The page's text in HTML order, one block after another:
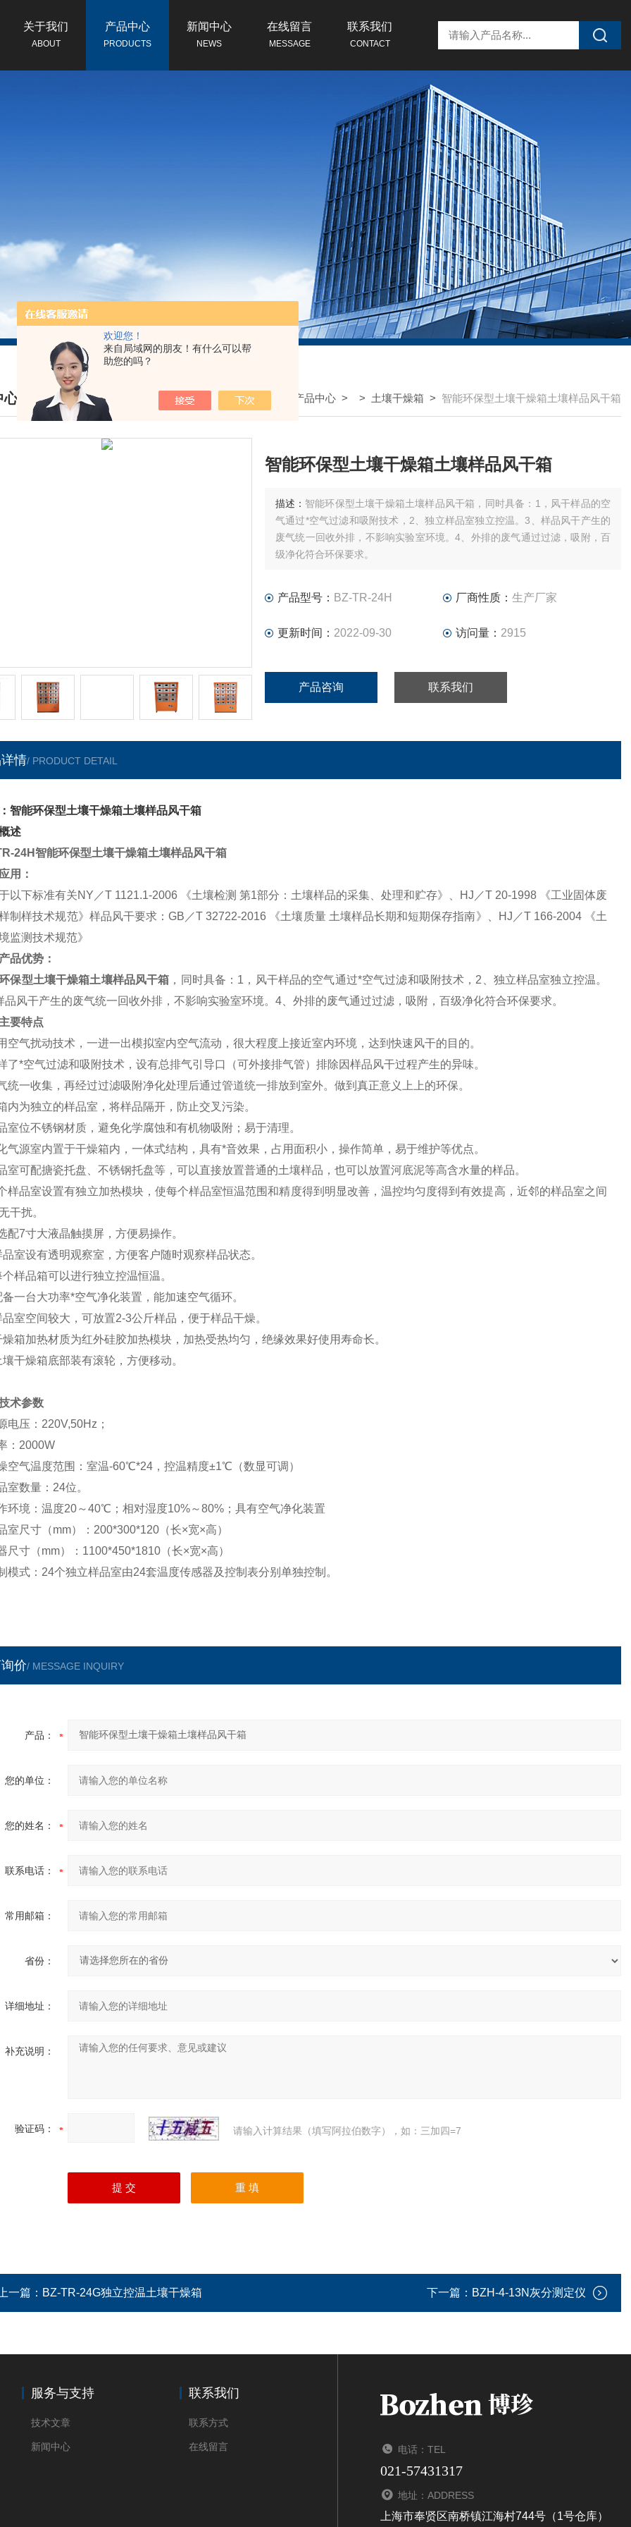
欢迎您！
来自局域网的朋友！有什么可以帮
助您的吗？
关于我们
ABOUT
产品中心
PRODUCTS
新闻中心
NEWS
在线留言
MESSAGE
联系我们
CONTACT
心
CENTER
我的位置： 产品中心 > > 土壤干燥箱 > 智能环保型土壤干燥箱土壤样品风干箱
智能环保型土壤干燥箱土壤样品风干箱
描述： 智能环保型土壤干燥箱土壤样品风干箱，同时具备：1，风干样品的空
气通过*空气过滤和吸附技术，2、独立样品室独立控温。3、样品风干产生的
废气统一回收外排，不影响实验室环境。4、外排的废气通过过滤，吸附，百
级净化符合环保要求。
产品型号： BZ-TR-24H 厂商性质： 生产厂家
更新时间： 2022-09-30 访问量： 2915
产品咨询 联系我们
情/ PRODUCT DETAIL
智能环保型土壤干燥箱土壤样品风干箱
述
24H智能环保型土壤干燥箱土壤样品风干箱
用：
以下标准有关NY／T 1121.1-2006 《土壤检测 第1部分：土壤样品的采集、处理和贮存》、HJ／T 20-1998 《工业固体废
制样技术规范》样品风干要求：GB／T 32722-2016 《土壤质量 土壤样品长期和短期保存指南》、HJ／T 166-2004 《土
监测技术规范》
品优势：
保型土壤干燥箱土壤样品风干箱 ，同时具备：1，风干样品的空气通过*空气过滤和吸附技术 ， 2、独立样品室独立控温。
品风干产生的废气统一回收外排，不影响实验室环境。4、外排的废气通过过滤，吸附，百级净化符合环保要求。
要特点
空气扰动技术， 一进一出模拟室内空气流动， 很大程度上接近室内环境，达到快速风干的目的。
了*空气过滤和吸附技术，设有总排气引导口（可外接排气管） 排除因样品风干过程产生的异味。
统一收集， 再经过过滤吸附净化处理后通过管道统一排放到室外。 做到真正意义上上的环保。
内为独立的样品室，将样品隔开，防止交叉污染。
室位不锈钢材质，避免化学腐蚀和有机物吸附；易于清理。
气源室内置于干燥箱内， 一体式结构 ，具有*音效果 ，占用面积小，操作简单，易于维护等优点。
室可配搪瓷托盘、不锈钢托盘等，可以直接放置普通的土壤样品，也可以放置河底泥等高含水量的样品。
样品室设置有独立加热模块，使每个样品室恒温范围和精度得到明显改善，温控均匀度得到有效提高，近邻的样品室之间
干扰。
配7寸大液晶触摸屏，方便易操作。
品室设有透明观察室，方便客户随时观察样品状态。
样品箱可以进行独立控温恒温。
备一台大功率*空气净化装置 ，能加速空气循环。
品室空间较大，可放置2-3公斤样品，便于样品干燥。
燥箱加热材质为红外硅胶加热模块 ，加热受热均匀， 绝缘效果好使用寿命长。
干燥箱底部装有滚轮，方便移动。
术参数
电压：220V,50Hz；
： 2000W
空气温度范围：室温-60℃*24，控温精度±1℃（数显可调）
室数量：24位。
环境：温度20～40℃；相对湿度10%～80%；具有空气净化装置
室尺寸（mm）： 200*300*120 （长×宽×高）
尺寸（mm）： 1100*450*1810（长×宽×高）
模式：24个独立样品室由24套温度传感器及控制表分别单独控制。
价/ MESSAGE INQUIRY
产品：
您的单位：
您的姓名：
联系电话：
常用邮箱：
省份：
详细地址：
补充说明：
验证码： 请输入计算结果（填写阿拉伯数字），如：三加四=7
一篇： BZ-TR-24G独立控温土壤干燥箱 下一篇： BZH-4-13N灰分测定仪
服务与支持
技术文章
新闻中心
联系我们
联系方式
在线留言 电话：TEL
021-57431317
地址：ADDRESS
上海市奉贤区南桥镇江海村744号（1号仓库）